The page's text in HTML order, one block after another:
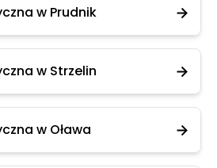
w Prudnik
w Strzelin
w Oława